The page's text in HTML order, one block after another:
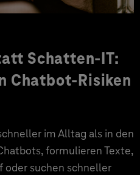
Schatten-IT:
Chatbot-Risiken
im Alltag als in den
formulieren Texte,
suchen schneller